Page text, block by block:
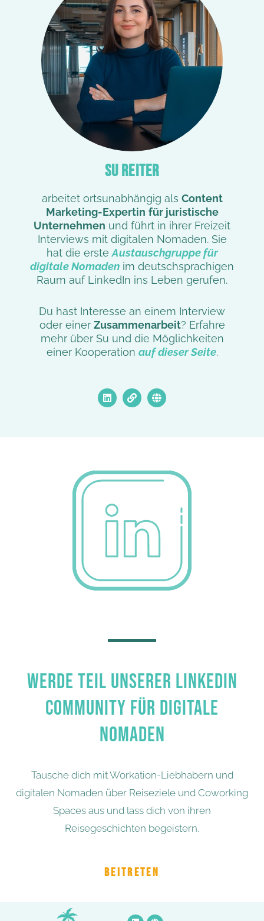
SU REITER
arbeitet ortsunabhängig als Content
Marketing-Expertin für juristische
Unternehmen und führt in ihrer Freizeit
Interviews mit digitalen Nomaden. Sie
hat die ersteAustauschgruppe für
digitale Nomaden im deutschsprachigen
Raum auf LinkedIn ins Leben gerufen.
Du hast Interesse an einem Interview
oder einer Zusammenarbeit? Erfahre
mehr über Su und die Möglichkeiten
einer Kooperation auf dieser Seite.
WERDE TEIL UNSERER LINKEDIN
COMMUNITY FÜR DIGITALE
NOMADEN
Tausche dich mit Workation-Liebhabern und
digitalen Nomaden über Reiseziele und Coworking
Spaces aus und lass dich von ihren
Reisegeschichten begeistern.
BEITRETEN